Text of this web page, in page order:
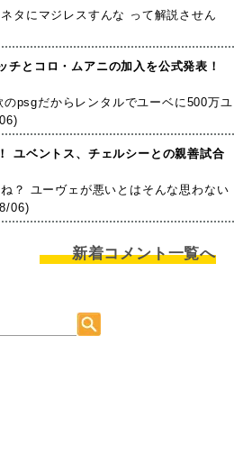
タにマジレスすんな って解説させん
チとコロ・ムアニの加入を公式発表！
psgだからレンタルでユーベに500万ユ
ユベントス、チェルシーとの親善試合
？ ユーヴェが悪いとはそんな思わない
06)
新着コメント一覧へ